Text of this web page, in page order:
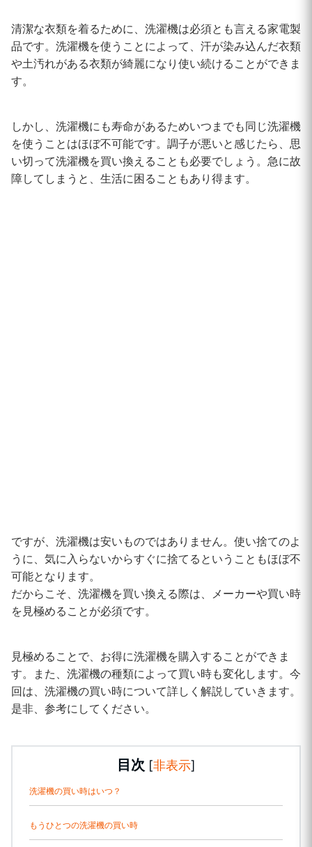
清潔な衣類を着るために、洗濯機は必須とも言える家電製
品です。洗濯機を使うことによって、汗が染み込んだ衣類
や土汚れがある衣類が綺麗になり使い続けることができま
す。
しかし、洗濯機にも寿命があるためいつまでも同じ洗濯機
を使うことはほぼ不可能です。調子が悪いと感じたら、思
い切って洗濯機を買い換えることも必要でしょう。急に故
障してしまうと、生活に困ることもあり得ます。
ですが、洗濯機は安いものではありません。使い捨てのよ
うに、気に入らないからすぐに捨てるということもほぼ不
可能となります。
だからこそ、洗濯機を買い換える際は、メーカーや買い時
を見極めることが必須です。
見極めることで、お得に洗濯機を購入することができま
す。また、洗濯機の種類によって買い時も変化します。今
回は、洗濯機の買い時について詳しく解説していきます。
是非、参考にしてください。
目次 [非表示]
洗濯機の買い時はいつ？
もうひとつの洗濯機の買い時